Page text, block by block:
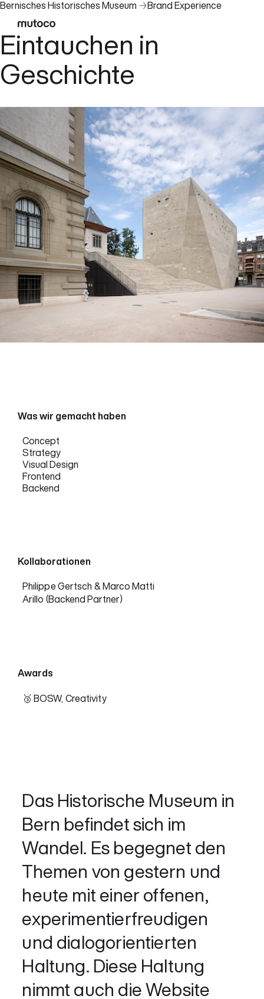
Bernisches Historisches Museum →Brand Experience
Eintauchen in
Geschichte
Was wir gemacht haben
Concept
Strategy
Visual Design
Frontend
Backend
Kollaborationen
Philippe Gertsch & Marco Matti
Arillo (Backend Partner)
Awards
🥉 BOSW, Creativity
Das Historische Museum in
Bern befindet sich im
Wandel. Es begegnet den
Themen von gestern und
heute mit einer offenen,
experimentierfreudigen
und dialogorientierten
Haltung. Diese Haltung
nimmt auch die Website